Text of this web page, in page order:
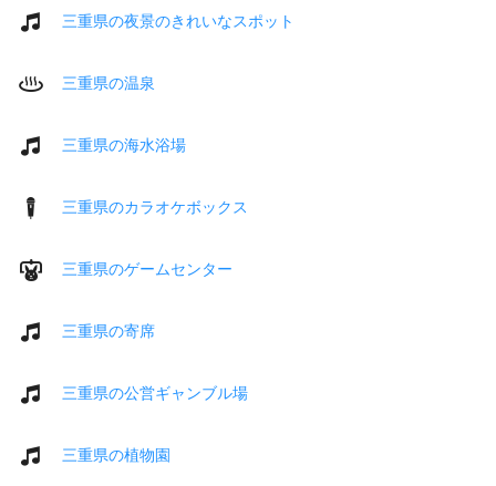
三重県の夜景のきれいなスポット
三重県の温泉
三重県の海水浴場
三重県のカラオケボックス
三重県のゲームセンター
三重県の寄席
三重県の公営ギャンブル場
三重県の植物園